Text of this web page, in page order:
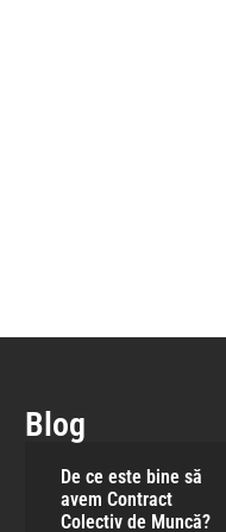
Blog
De ce este bine să
avem Contract
Colectiv de Muncă?